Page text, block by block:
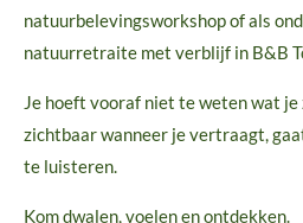
natuurbelevingsworkshop of als
natuurretraite met verblijf in B&B
Je hoeft vooraf niet te weten wat je
zichtbaar wanneer je vertraagt,
te luisteren.
Kom dwalen, voelen en ontdekken.